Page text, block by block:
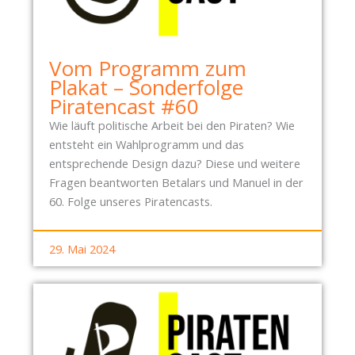
E
G
?
Vom Programm zum
Plakat – Sonderfolge
Piratencast #60
Wie läuft politische Arbeit bei den Piraten? Wie
entsteht ein Wahlprogramm und das
entsprechende Design dazu? Diese und weitere
Fragen beantworten Betalars und Manuel in der
60. Folge unseres Piratencasts.
29. Mai 2024